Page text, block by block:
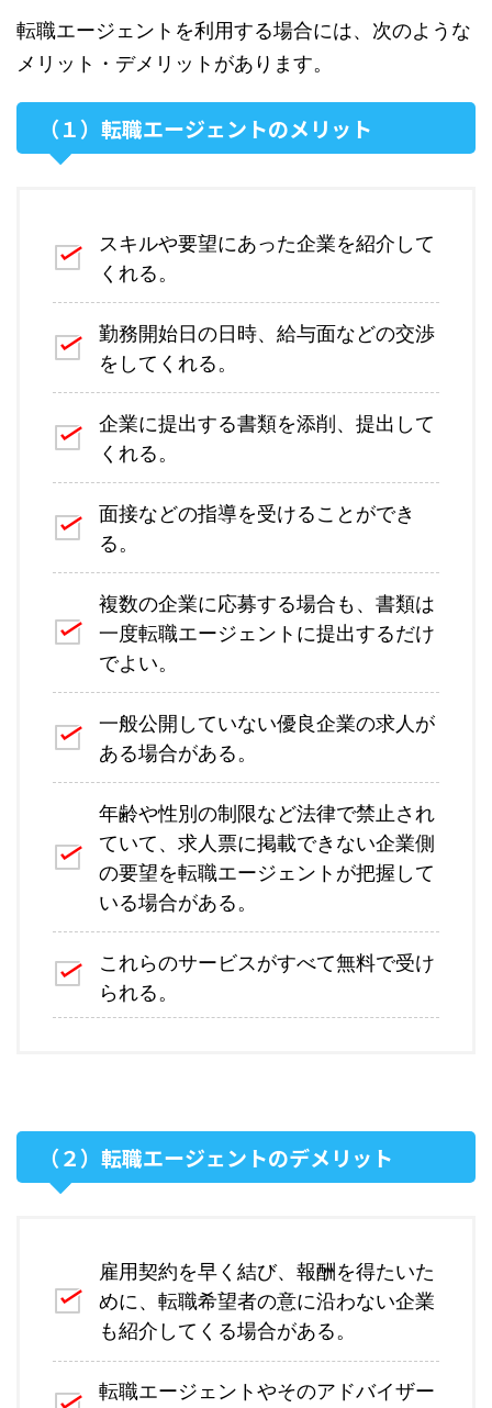
転職エージェントを利用する場合には、次のような
メリット・デメリットがあります。
（１）転職エージェントのメリット
スキルや要望にあった企業を紹介して
くれる。
勤務開始日の日時、給与面などの交渉
をしてくれる。
企業に提出する書類を添削、提出して
くれる。
面接などの指導を受けることができ
る。
複数の企業に応募する場合も、書類は
一度転職エージェントに提出するだけ
でよい。
一般公開していない優良企業の求人が
ある場合がある。
年齢や性別の制限など法律で禁止され
ていて、求人票に掲載できない企業側
の要望を転職エージェントが把握して
いる場合がある。
これらのサービスがすべて無料で受け
られる。
（２）転職エージェントのデメリット
雇用契約を早く結び、報酬を得たいた
めに、転職希望者の意に沿わない企業
も紹介してくる場合がある。
転職エージェントやそのアドバイザー